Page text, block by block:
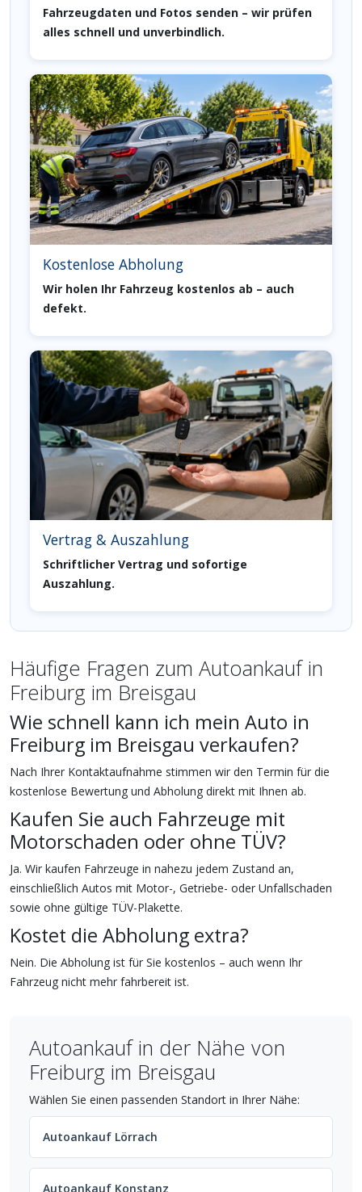
Fahrzeugdaten und Fotos senden – wir prüfen
alles schnell und unverbindlich.
Kostenlose Abholung
Wir holen Ihr Fahrzeug kostenlos ab – auch
defekt.
Vertrag & Auszahlung
Schriftlicher Vertrag und sofortige
Auszahlung.
Häufige Fragen zum Autoankauf in
Freiburg im Breisgau
Wie schnell kann ich mein Auto in
Freiburg im Breisgau verkaufen?
Nach Ihrer Kontaktaufnahme stimmen wir den Termin für die
kostenlose Bewertung und Abholung direkt mit Ihnen ab.
Kaufen Sie auch Fahrzeuge mit
Motorschaden oder ohne TÜV?
Ja. Wir kaufen Fahrzeuge in nahezu jedem Zustand an,
einschließlich Autos mit Motor-, Getriebe- oder Unfallschaden
sowie ohne gültige TÜV-Plakette.
Kostet die Abholung extra?
Nein. Die Abholung ist für Sie kostenlos – auch wenn Ihr
Fahrzeug nicht mehr fahrbereit ist.
Autoankauf in der Nähe von
Freiburg im Breisgau
Wählen Sie einen passenden Standort in Ihrer Nähe:
Autoankauf Lörrach
Autoankauf Konstanz